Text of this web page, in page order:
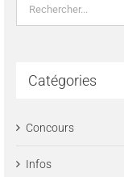
Catégories
Concours
Infos